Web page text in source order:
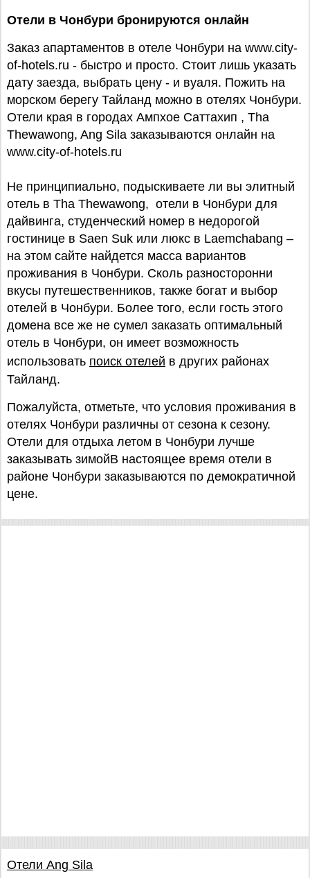
Отели в Чонбури бронируются онлайн
Заказ апартаментов в отеле Чонбури на www.city-
of-hotels.ru - быстро и просто. Стоит лишь указать
дату заезда, выбрать цену - и вуаля. Пожить на
морском берегу Тайланд можно в отелях Чонбури.
Отели края в городах Ампхое Саттахип , Tha
Thewawong, Ang Sila заказываются онлайн на
www.city-of-hotels.ru
Не принципиально, подыскиваете ли вы элитный
отель в Tha Thewawong, отели в Чонбури для
дайвинга, студенческий номер в недорогой
гостинице в Saen Suk или люкс в Laemchabang –
на этом сайте найдется масса вариантов
проживания в Чонбури. Сколь разносторонни
вкусы путешественников, также богат и выбор
отелей в Чонбури. Более того, если гость этого
домена все же не сумел заказать оптимальный
отель в Чонбури, он имеет возможность
использовать поиск отелей в других районах
Тайланд.
Пожалуйста, отметьте, что условия проживания в
отелях Чонбури различны от сезона к сезону.
Отели для отдыха летом в Чонбури лучше
заказывать зимойВ настоящее время отели в
районе Чонбури заказываются по демократичной
цене.
Отели Ang Sila